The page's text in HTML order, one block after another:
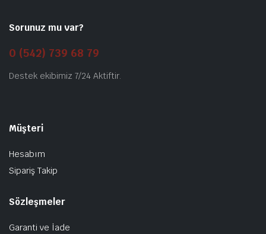
Sorunuz mu var?
0 (542) 739 68 79
Destek ekibimiz 7/24 Aktiftir.
Müşteri
Hesabım
Sipariş Takip
Sözleşmeler
Garanti ve İade